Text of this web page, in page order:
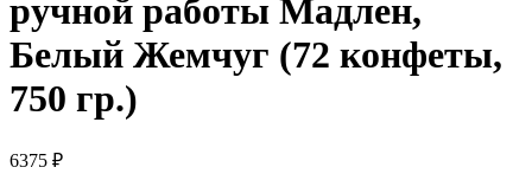
ручной работы Мадлен,
Белый Жемчуг (72 конфеты,
750 гр.)
6375 ₽